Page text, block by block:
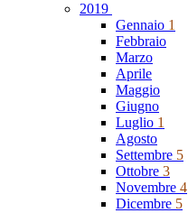
2019
Gennaio 1
Febbraio
Marzo
Aprile
Maggio
Giugno
Luglio 1
Agosto
Settembre 5
Ottobre 3
Novembre 4
Dicembre 5